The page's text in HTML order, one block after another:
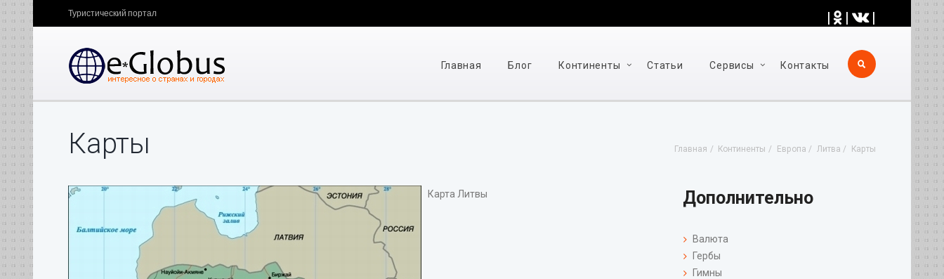
| | |
Туристический портал
Главная Блог Континенты Статьи Cервисы Контакты
Главная Континенты Европа Литва Карты
Карты
Карта Литвы Дополнительно
Валюта
Гербы
Гимны